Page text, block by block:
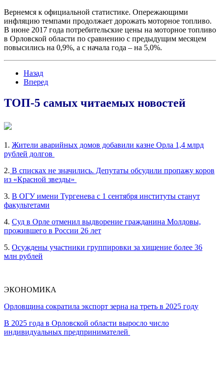
Вернемся к официальной статистике. Опережающими
инфляцию темпами продолжает дорожать моторное топливо.
В июне 2017 года потребительские цены на моторное топливо
в Орловской области по сравнению с предыдущим месяцем
повысились на 0,9%, а с начала года – на 5,0%.
Назад
Вперед
ТОП-5 самых читаемых новостей
1. Жители аварийных домов добавили казне Орла 1,4 млрд
рублей долгов
2. В списках не значились. Депутаты обсудили пропажу коров
из «Красной звезды»
3. В ОГУ имени Тургенева с 1 сентября институты станут
факультетами
4. Суд в Орле отменил выдворение гражданина Молдовы,
прожившего в России 26 лет
5. Осуждены участники группировки за хищение более 36
млн рублей
ЭКОНОМИКА
Орловщина сократила экспорт зерна на треть в 2025 году
В 2025 года в Орловской области выросло число
индивидуальных предпринимателей